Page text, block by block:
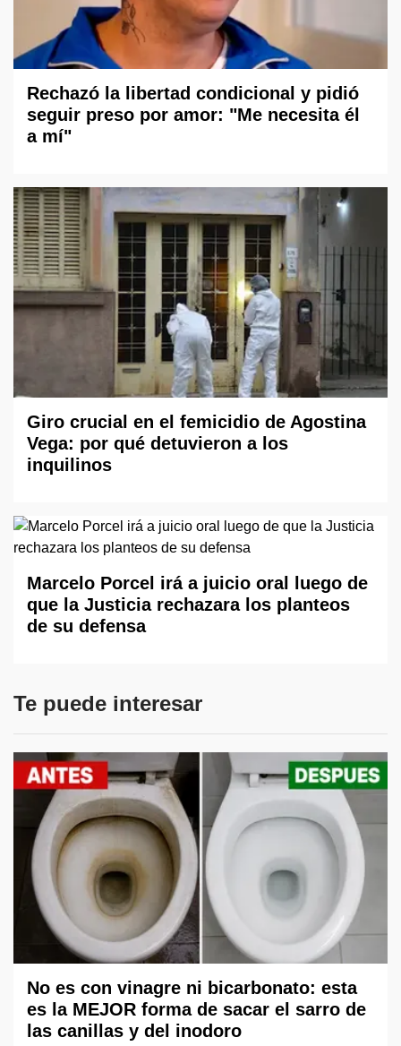
Rechazó la libertad condicional y pidió
seguir preso por amor: "Me necesita él
a mí"
Giro crucial en el femicidio de Agostina
Vega: por qué detuvieron a los
inquilinos
Marcelo Porcel irá a juicio oral luego de
que la Justicia rechazara los planteos
de su defensa
Te puede interesar
No es con vinagre ni bicarbonato: esta
es la MEJOR forma de sacar el sarro de
las canillas y del inodoro